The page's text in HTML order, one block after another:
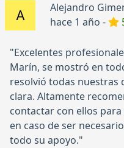
Alejandro
hace 1 año -
"Excelentes
Marín, se mostró en
resolvió todas nuestras
clara. Altamente
contactar con ellos
en caso de ser
todo su apoyo."